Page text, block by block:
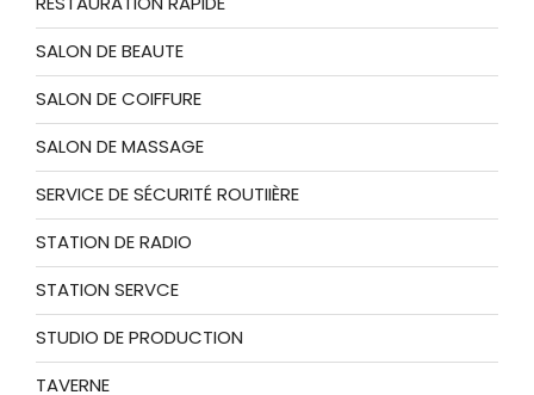
SALON DE BEAUTE
SALON DE COIFFURE
SALON DE MASSAGE
SERVICE DE SÉCURITÉ ROUTIIÈRE
STATION DE RADIO
STATION SERVCE
STUDIO DE PRODUCTION
TAVERNE